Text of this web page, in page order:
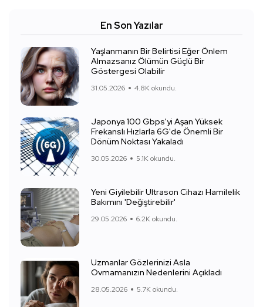
En Son Yazılar
Yaşlanmanın Bir Belirtisi Eğer Önlem
Almazsanız Ölümün Güçlü Bir
Göstergesi Olabilir
31.05.2026 4.8K okundu.
Japonya 100 Gbps'yi Aşan Yüksek
Frekanslı Hızlarla 6G'de Önemli Bir
Dönüm Noktası Yakaladı
30.05.2026 5.1K okundu.
Yeni Giyilebilir Ultrason Cihazı Hamilelik
Bakımını 'Değiştirebilir'
29.05.2026 6.2K okundu.
Uzmanlar Gözlerinizi Asla
Ovmamanızın Nedenlerini Açıkladı
28.05.2026 5.7K okundu.